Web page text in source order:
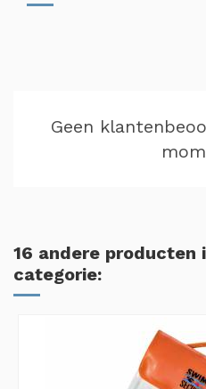
Geen
16 andere producten
categorie: